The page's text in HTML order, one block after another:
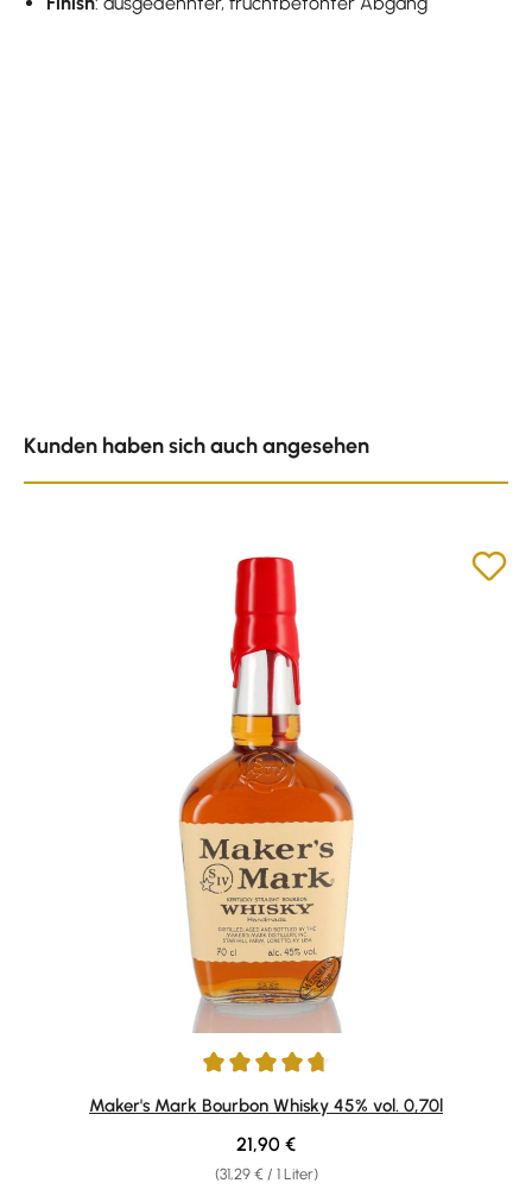
Kunden haben sich auch angesehen
Durchschnittliche Bewertung von 4.76 von 5 Sternen
Maker's Mark Bourbon Whisky 45% vol. 0,70l
(31,29 € / 1 Liter)
Regulärer Preis:
21,90 €